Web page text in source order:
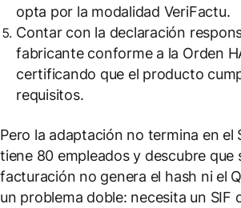
opta por la modalidad VeriFactu.
Contar con la declaración
fabricante conforme a la Orden
certificando que el producto
requisitos.
Pero la adaptación no termina en el
tiene 80 empleados y descubre que
facturación no genera el hash ni el
un problema doble: necesita un SIF